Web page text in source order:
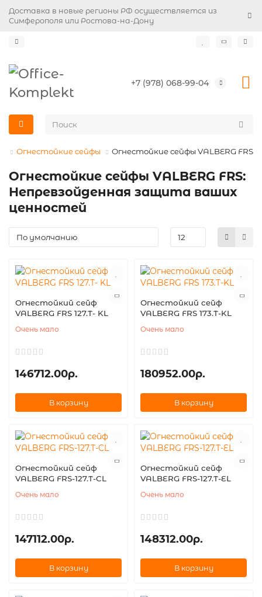
Доставка в новые регионы РФ осуществляется из
Симферополя или Ростова-на-Дону
+7 (978) 068-99-04
Огнестойкие сейфы Огнестойкие сейфы VALBERG FRS
Огнестойкие сейфы VALBERG FRS:
Непревзойденная защита ваших
ценностей
Огнестойкий сейф
VALBERG FRS 127.T- KL
Очень мало
146712.00р.
В корзину
Огнестойкий сейф
VALBERG FRS 173.T-KL
Очень мало
180952.00р.
В корзину
Огнестойкий сейф
VALBERG FRS-127.T-CL
Очень мало
147112.00р.
В корзину
Огнестойкий сейф
VALBERG FRS-127.T-EL
Очень мало
148312.00р.
В корзину